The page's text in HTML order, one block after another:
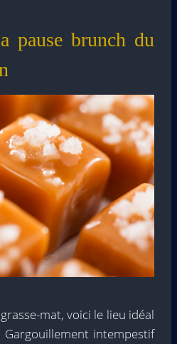
pause brunch du
mat, voici le lieu idéal
intempestif